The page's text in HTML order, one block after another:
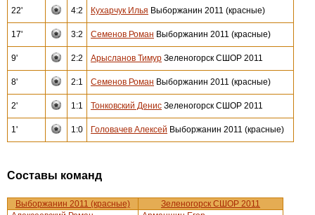
22' 4:2 Кухарчук Илья Выборжанин 2011 (красные)
17' 3:2 Семенов Роман Выборжанин 2011 (красные)
9' 2:2 Арысланов Тимур Зеленогорск СШОР 2011
8' 2:1 Семенов Роман Выборжанин 2011 (красные)
2' 1:1 Тонковский Денис Зеленогорск СШОР 2011
1' 1:0 Головачев Алексей Выборжанин 2011 (красные)
Составы команд
Выборжанин 2011 (красные)
Зеленогорск СШОР 2011